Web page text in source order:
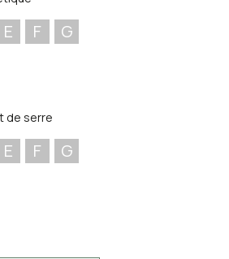
E F G
de serre
E F G